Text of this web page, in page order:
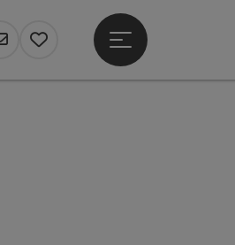
Wetter Linz, Sprühregen
Newsletter
Merkzettel
Hauptmenü öffnen